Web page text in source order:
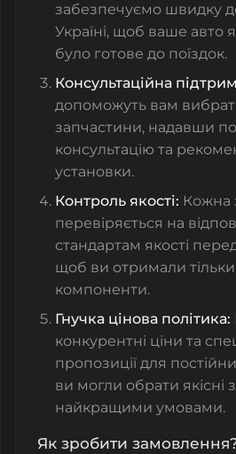
забезпечуємо швидку
Україні, щоб ваше
було готове до поїздок.
Консультаційна
допоможуть вам
запчастини, надавши
консультацію та
установки.
Контроль якості: Кожна
перевіряється на
стандартам якості
щоб ви отримали тільки
компоненти.
Гнучка цінова політика:
конкурентні ціни та
пропозиції для
ви могли обрати якісні
найкращими умовами.
Як зробити